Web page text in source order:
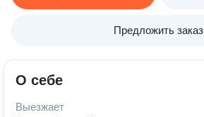
Предложить заказ
О себе
Выезжает